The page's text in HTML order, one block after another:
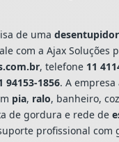
de uma
com a Ajax Soluções
, telefone 11
94153-1856. A empresa
pia, ralo, banheiro,
de gordura e rede de
profissional com